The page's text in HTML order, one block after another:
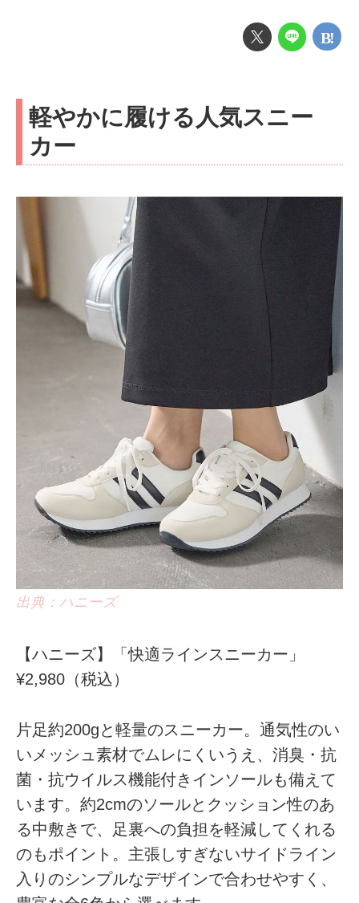
軽やかに履ける人気スニー
カー
出典：ハニーズ
【ハニーズ】「快適ラインスニーカー」
¥2,980（税込）
片足約200gと軽量のスニーカー。通気性のい
いメッシュ素材でムレにくいうえ、消臭・抗
菌・抗ウイルス機能付きインソールも備えて
います。約2cmのソールとクッション性のあ
る中敷きで、足裏への負担を軽減してくれる
のもポイント。主張しすぎないサイドライン
入りのシンプルなデザインで合わせやすく、